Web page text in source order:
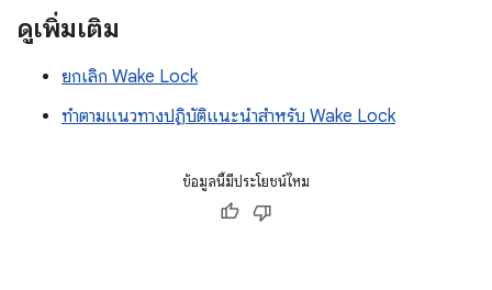
ดูเพิ่มเติม
ยกเลิก Wake Lock
ทำตามแนวทางปฏิบัติแนะนำสำหรับ Wake Lock
ข้อมูลนี้มีประโยชน์ไหม